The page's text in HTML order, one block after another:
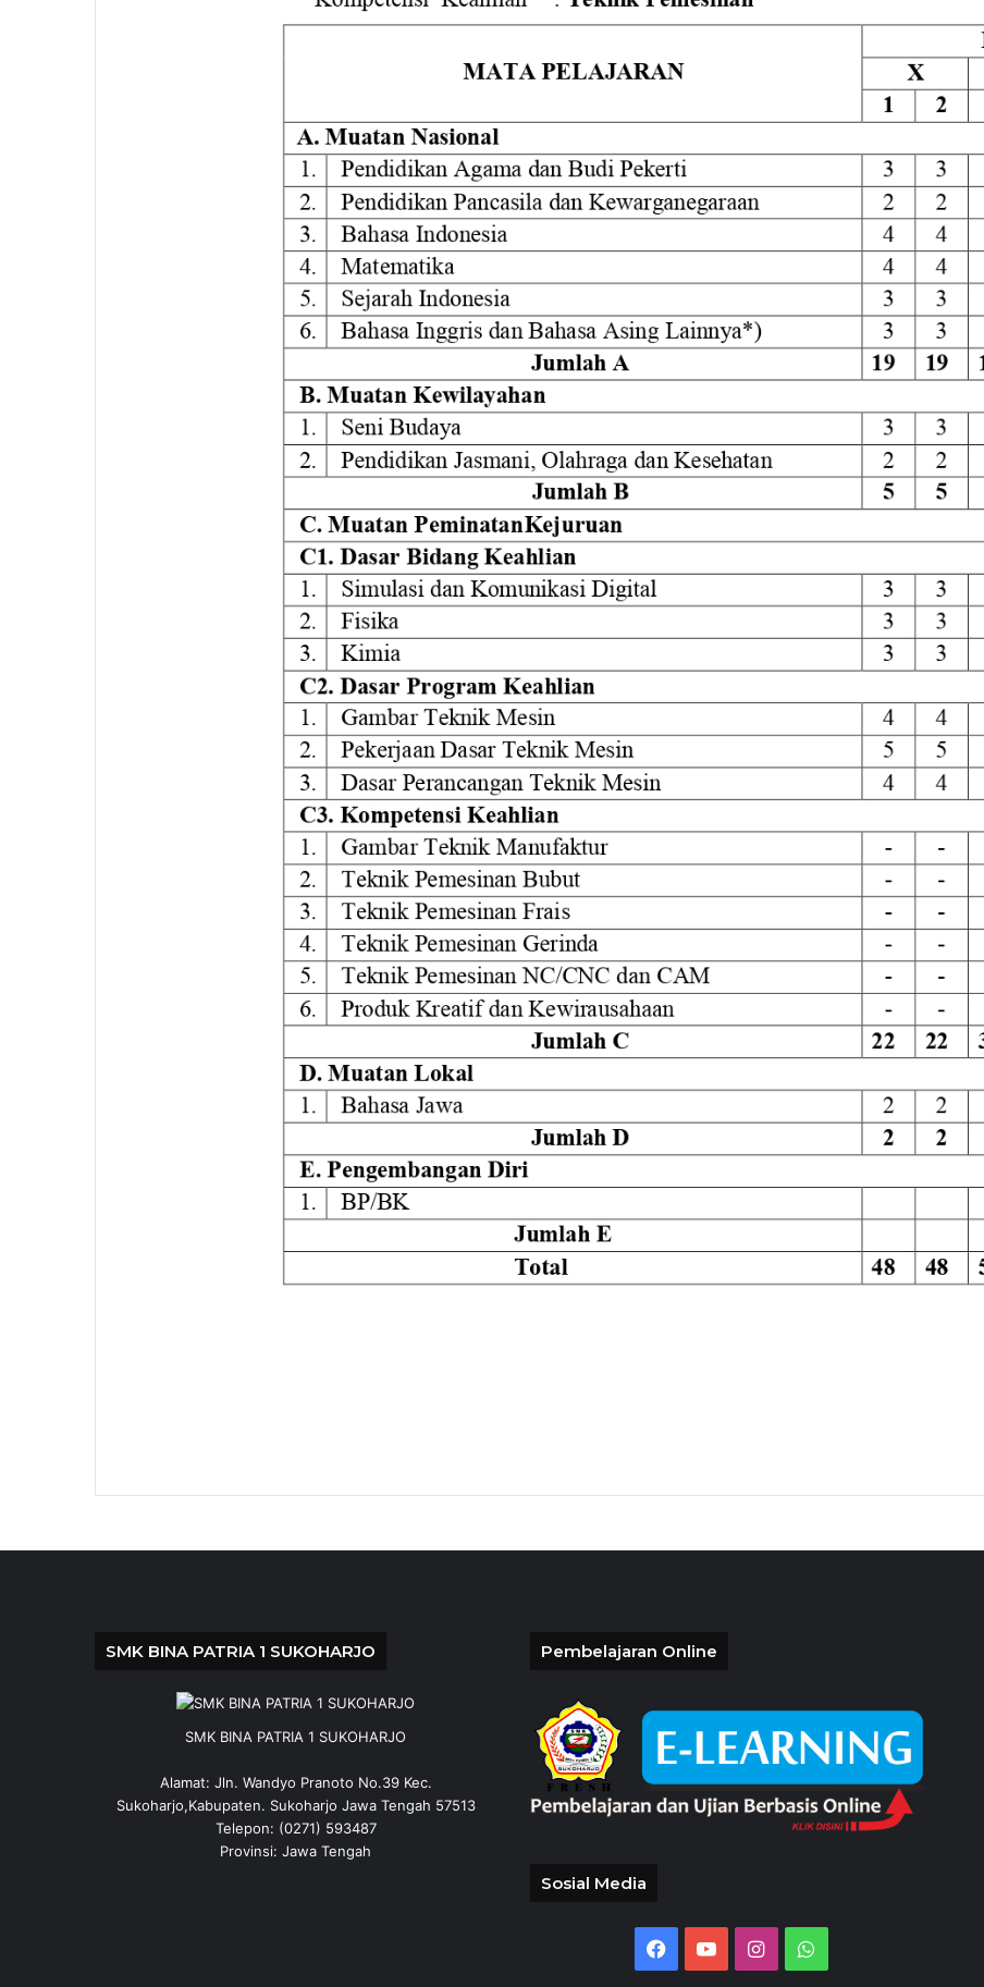
SMK BINA PATRIA 1 SUKOHARJO
SMK BINA PATRIA 1 SUKOHARJO
Alamat: Jln. Wandyo Pranoto No.39 Kec.
Sukoharjo,Kabupaten. Sukoharjo Jawa Tengah 57513
Telepon: (0271) 593487
Provinsi: Jawa Tengah
Pembelajaran Online
Sosial Media
Facebook
YouTubeInstagramWhatsApp